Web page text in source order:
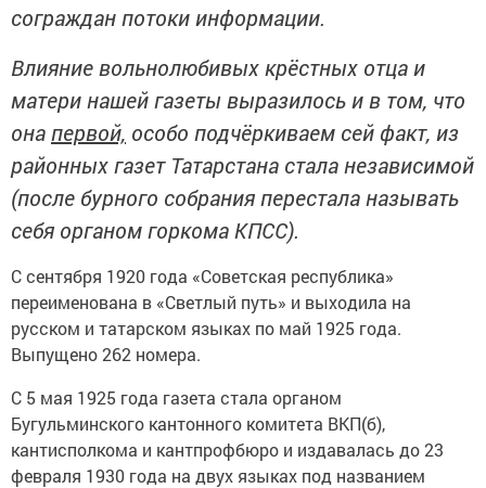
сограждан потоки информации.
Влияние вольнолюбивых крёстных отца и
матери нашей газеты выразилось и в том, что
она первой, особо подчёркиваем сей факт, из
районных газет Татарстана стала независимой
(после бурного собрания перестала называть
себя органом горкома КПСС).
С сентября 1920 года «Советская республика»
переименована в «Светлый путь» и выходила на
русском и татарском языках по май 1925 года.
Выпущено 262 номера.
С 5 мая 1925 года газета стала органом
Бугульминского кантонного комитета ВКП(б),
кантисполкома и кантпрофбюро и издавалась до 23
февраля 1930 года на двух языках под названием